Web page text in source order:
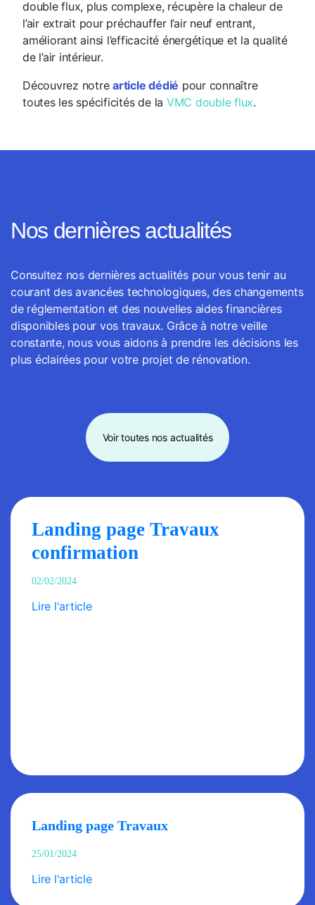
double flux, plus complexe, récupère la chaleur de
l’air extrait pour préchauffer l’air neuf entrant,
améliorant ainsi l’efficacité énergétique et la qualité
de l’air intérieur.
Découvrez notrearticle dédié pour connaître
toutes les spécificités de la VMC double flux.
Nos dernières actualités
Consultez nos dernières actualités pour vous tenir au
courant des avancées technologiques, des changements
de réglementation et des nouvelles aides financières
disponibles pour vos travaux. Grâce à notre veille
constante, nous vous aidons à prendre les décisions les
plus éclairées pour votre projet de rénovation.
Voir toutes nos actualités
Landing page Travaux
confirmation
02/02/2024
Lire l'article
Landing page Travaux
25/01/2024
Lire l'article